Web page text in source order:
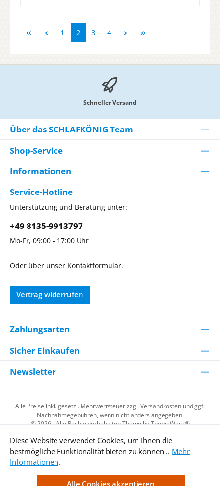
Seite
1 Seite
2 Seite
3 Seite
4
Schneller Versand
Über das SCHLAFKÖNIG Team
Shop-Service
Informationen
Service-Hotline
Unterstützung und Beratung unter:
+49 8135-9913797
Mo-Fr, 09:00 - 17:00 Uhr
Oder über unser Kontaktformular.
Vertrag widerrufen
Zahlungsarten
Sicher Einkaufen
Newsletter
Alle Preise inkl. gesetzl. Mehrwertsteuer zzgl.Versandkosten und ggf.
Nachnahmegebühren, wenn nicht anders angegeben.
© 2026 - Alle Rechte vorbehalten Theme byThemeWare®
Diese Website verwendet Cookies, um Ihnen die
bestmögliche Funktionalität bieten zu können... Mehr
Informationen.
Alle Cookies akzeptieren